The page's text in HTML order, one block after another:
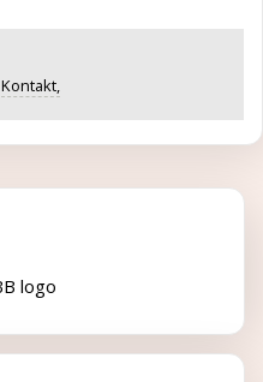
Kontakt,